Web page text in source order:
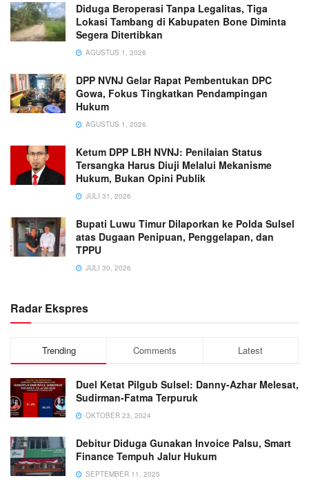
Diduga Beroperasi Tanpa Legalitas, Tiga
Lokasi Tambang di Kabupaten Bone Diminta
Segera Ditertibkan
AGUSTUS 1, 2026
DPP NVNJ Gelar Rapat Pembentukan DPC
Gowa, Fokus Tingkatkan Pendampingan
Hukum
AGUSTUS 1, 2026
Ketum DPP LBH NVNJ: Penilaian Status
Tersangka Harus Diuji Melalui Mekanisme
Hukum, Bukan Opini Publik
JULI 31, 2026
Bupati Luwu Timur Dilaporkan ke Polda Sulsel
atas Dugaan Penipuan, Penggelapan, dan
TPPU
JULI 30, 2026
Radar Ekspres
Trending Comments Latest
Duel Ketat Pilgub Sulsel: Danny-Azhar Melesat,
Sudirman-Fatma Terpuruk
OKTOBER 23, 2024
Debitur Diduga Gunakan Invoice Palsu, Smart
Finance Tempuh Jalur Hukum
SEPTEMBER 11, 2025